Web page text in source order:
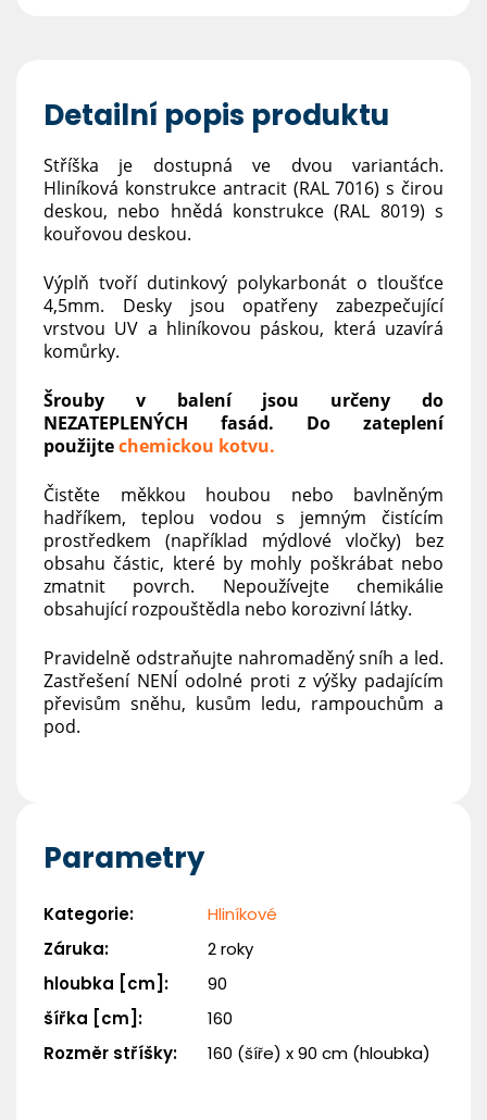
Detailní popis produktu
Stříška je dostupná ve dvou variantách.
Hliníková konstrukce antracit (RAL 7016) s čirou
deskou, nebo hnědá konstrukce (RAL 8019) s
kouřovou deskou.
Výplň tvoří dutinkový polykarbonát o tloušťce
4,5mm. Desky jsou opatřeny zabezpečující
vrstvou UV a hliníkovou páskou, která uzavírá
komůrky.
Šrouby v balení jsou určeny do
NEZATEPLENÝCH fasád. Do zateplení
použijtechemickou kotvu.
Čistěte měkkou houbou nebo bavlněným
hadříkem, teplou vodou s jemným čistícím
prostředkem (například mýdlové vločky) bez
obsahu částic, které by mohly poškrábat nebo
zmatnit povrch. Nepoužívejte chemikálie
obsahující rozpouštědla nebo korozivní látky.
Pravidelně odstraňujte nahromaděný sníh a led.
Zastřešení NENÍ odolné proti z výšky padajícím
převisům sněhu, kusům ledu, rampouchům a
pod.
Parametry
Kategorie:
Hliníkové
Záruka:
2 roky
hloubka [cm] :
90
šířka [cm] :
160
Rozměr stříšky: 160 (šíře) x 90 cm (hloubka)